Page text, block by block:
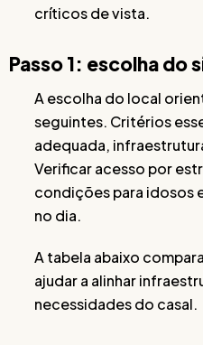
críticos de vista.
Passo 1: escolha do
A escolha do local
seguintes. Critérios
adequada,
Verificar acesso por
condições para idosos
no dia.
A tabela abaixo
ajudar a alinhar
necessidades do casal.